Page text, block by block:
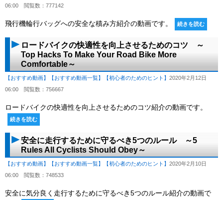
06:00 閲覧数：777142
飛行機輪行バッグへの安全な積み方紹介の動画です。 続きを読む
ロードバイクの快適性を向上させるためのコツ ～
Top Hacks To Make Your Road Bike More
Comfortable～
【おすすめ動画】 【おすすめ動画一覧】 【初心者のためのヒント】 2020年2月12日
06:00 閲覧数：756667
ロードバイクの快適性を向上させるためのコツ紹介の動画です。
続きを読む
安全に走行するために守るべき5つのルール ～5
Rules All Cyclists Should Obey～
【おすすめ動画】 【おすすめ動画一覧】 【初心者のためのヒント】 2020年2月10日
06:00 閲覧数：748533
安全に気分良く走行するために守るべき5つのルール紹介の動画で